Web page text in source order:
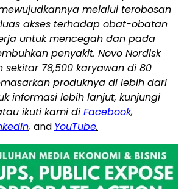
melalui terobosan
akses terhadap obat-obatan
untuk mencegah dan pada
penyakit. Novo Nordisk
sekitar 78,500 karyawan di 80
produknya di lebih dari
informasi lebih lanjut, kunjungi
ikuti kami di Facebook,
, and YouTube.